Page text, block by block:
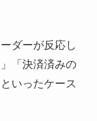
ダーが反応し
「決済済みの
いったケース